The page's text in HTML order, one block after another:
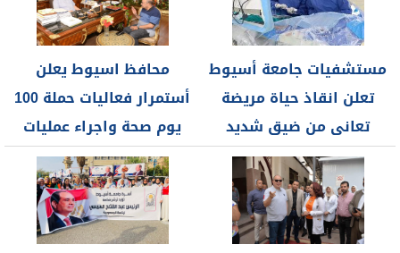
مستشفيات جامعة أسيوط
تعلن انقاذ حياة مريضة
تعانى من ضيق شديد
متكلس...
محافظ اسيوط يعلن
أستمرار فعاليات حملة 100
يوم صحة واجراء عمليات
جراحية...